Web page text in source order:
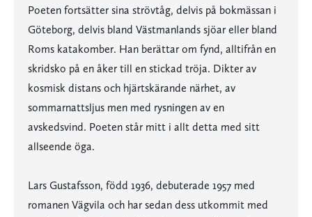
Poeten fortsätter sina strövtåg, delvis på bokmässan i
Göteborg, delvis bland Västmanlands sjöar eller bland
Roms katakomber. Han berättar om fynd, alltifrån en
skridsko på en åker till en stickad tröja. Dikter av
kosmisk distans och hjärtskärande närhet, av
sommarnattsljus men med rysningen av en
avskedsvind. Poeten står mitt i allt detta med sitt
allseende öga.
Lars Gustafsson, född 1936, debuterade 1957 med
romanen Vägvila och har sedan dess utkommit med